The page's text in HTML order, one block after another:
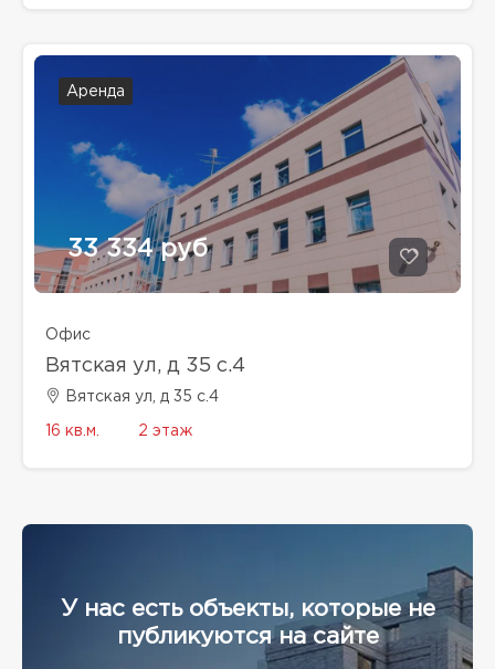
Аренда
33 334 руб
Офис
Вятская ул, д 35 с.4
Вятская ул, д 35 с.4
16 кв.м. 2 этаж
У нас есть объекты, которые не
публикуются на сайте